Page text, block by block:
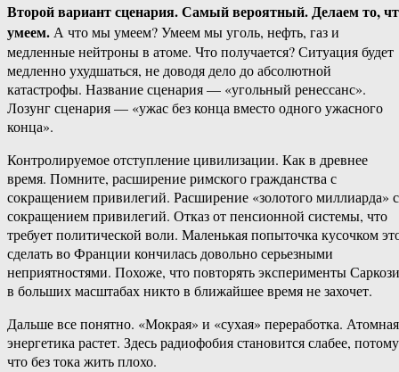
Второй вариант сценария. Самый вероятный. Делаем то,
умеем.А что мы умеем? Умеем мы уголь, нефть, газ и
медленные нейтроны в атоме. Что получается? Ситуация будет
медленно ухудшаться, не доводя дело до абсолютной
катастрофы. Название сценария — «угольный ренессанс».
Лозунг сценария — «ужас без конца вместо одного ужасного
конца».
Контролируемое отступление цивилизации. Как в древнее
время. Помните, расширение римского гражданства с
сокращением привилегий. Расширение «золотого миллиарда» с
сокращением привилегий. Отказ от пенсионной системы, что
требует политической воли. Маленькая попыточка кусочком
сделать во Франции кончилась довольно серьезными
неприятностями. Похоже, что повторять эксперименты Саркози
в больших масштабах никто в ближайшее время не захочет.
Дальше все понятно. «Мокрая» и «сухая» переработка. Атомная
энергетика растет. Здесь радиофобия становится слабее, потому
что без тока жить плохо.